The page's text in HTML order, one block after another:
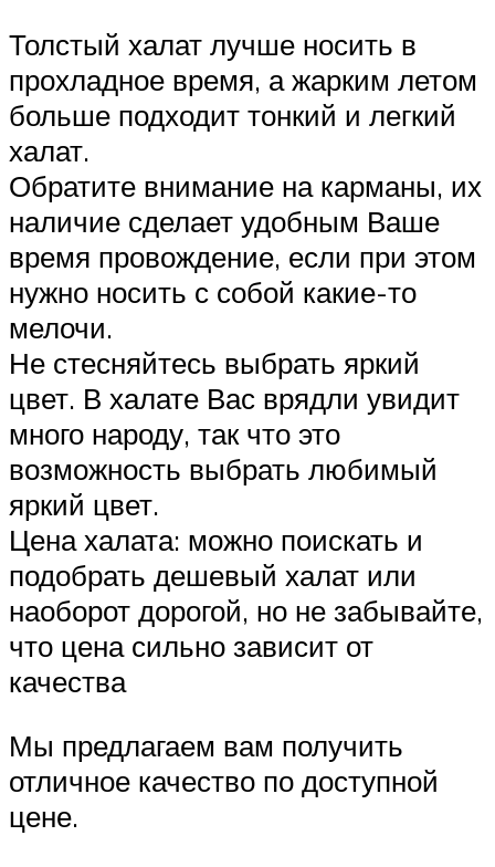
Толстый халат лучше носить в
прохладное время, а жарким летом
больше подходит тонкий и легкий
халат.
Обратите внимание на карманы, их
наличие сделает удобным Ваше
время провождение, если при этом
нужно носить с собой какие-то
мелочи.
Не стесняйтесь выбрать яркий
цвет. В халате Вас врядли увидит
много народу, так что это
возможность выбрать любимый
яркий цвет.
Цена халата: можно поискать и
подобрать дешевый халат или
наоборот дорогой, но не забывайте,
что цена сильно зависит от
качества
Мы предлагаем вам получить
отличное качество по доступной
цене.